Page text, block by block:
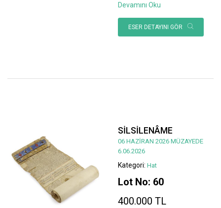
Devamını Oku
ESER DETAYINI GÖR
SİLSİLENÂME
06 HAZİRAN 2026 MÜZAYEDE
6.06.2026
Kategori: Hat
Lot No: 60
400.000 TL